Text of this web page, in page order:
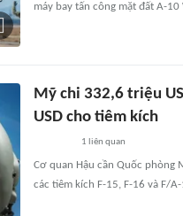
máy bay tấn công mặt đất A-
Mỹ chi 332,6 triệu
USD cho tiêm kích
1 liên quan
Cơ quan Hậu cần Quốc phòng
các tiêm kích F-15, F-16 và F/